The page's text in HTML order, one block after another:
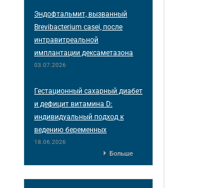
Эндофтальмит, вызванный
Brevibacterium casei, после
интравитреальной
имплантации дексаметазона
03.07.2026
Гестационный сахарный диабет
и дефицит витамина D:
индивидуальный подход к
ведению беременных
18.06.2026
Больше